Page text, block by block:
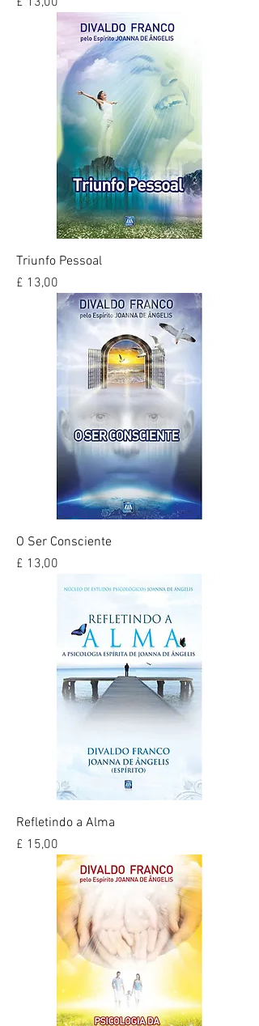
Triunfo Pessoal
Preço
£ 13,00
O Ser Consciente
Preço
£ 13,00
Refletindo a Alma
Preço
£ 15,00